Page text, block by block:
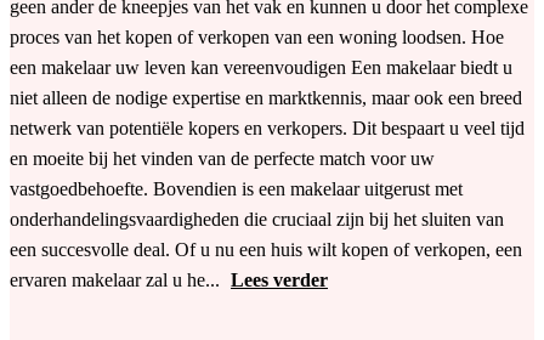
geen ander de kneepjes van het vak en kunnen u door het complexe
proces van het kopen of verkopen van een woning loodsen. Hoe
een makelaar uw leven kan vereenvoudigen Een makelaar biedt u
niet alleen de nodige expertise en marktkennis, maar ook een breed
netwerk van potentiële kopers en verkopers. Dit bespaart u veel tijd
en moeite bij het vinden van de perfecte match voor uw
vastgoedbehoefte. Bovendien is een makelaar uitgerust met
onderhandelingsvaardigheden die cruciaal zijn bij het sluiten van
een succesvolle deal. Of u nu een huis wilt kopen of verkopen, een
ervaren makelaar zal u he... Lees verder